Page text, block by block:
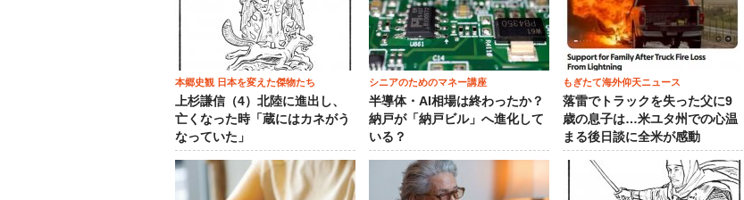
本郷史観 日本を変えた傑物たち
上杉謙信（4）北陸に進出し、
亡くなった時「蔵にはカネがう
なっていた」
シニアのためのマネー講座
半導体・AI相場は終わったか？
納戸が「納戸ビル」へ進化して
いる？
もぎたて海外仰天ニュース
落雷でトラックを失った父に9
歳の息子は…米ユタ州での心温
まる後日談に全米が感動